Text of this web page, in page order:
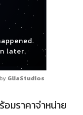
later.
GliaStudios
มราคาจำหน่าย